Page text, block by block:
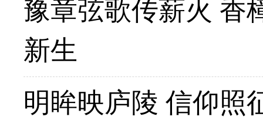
豫章弦歌传薪火
新生
明眸映庐陵 信仰